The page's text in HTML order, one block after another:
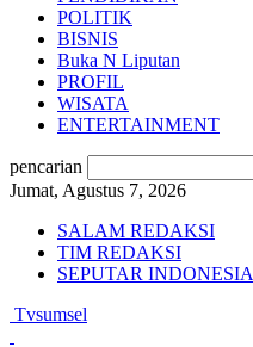
POLITIK
BISNIS
Buka N Liputan
PROFIL
WISATA
ENTERTAINMENT
pencarian
Jumat, Agustus 7, 2026
SALAM REDAKSI
TIM REDAKSI
SEPUTAR INDONESIA
Tvsumsel